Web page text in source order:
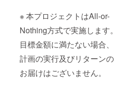
※ 本プロジェクトはAll-or-
Nothing方式で実施します。
目標金額に満たない場合、
計画の実行及びリターンの
お届けはございません。